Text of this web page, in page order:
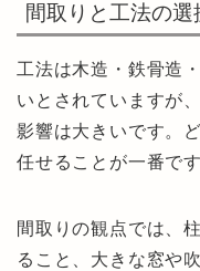
間取りと工法の
工法は木造・鉄骨造
いとされていますが
影響は大きいです。
任せることが一番です
間取りの観点では、
ること、大きな窓や